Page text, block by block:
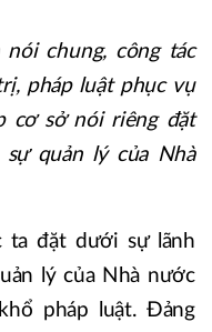
nói chung, công tác
pháp luật phục vụ
cơ sở nói riêng đặt
quản lý của Nhà
ta đặt dưới sự lãnh
lý của Nhà nước
pháp luật. Đảng